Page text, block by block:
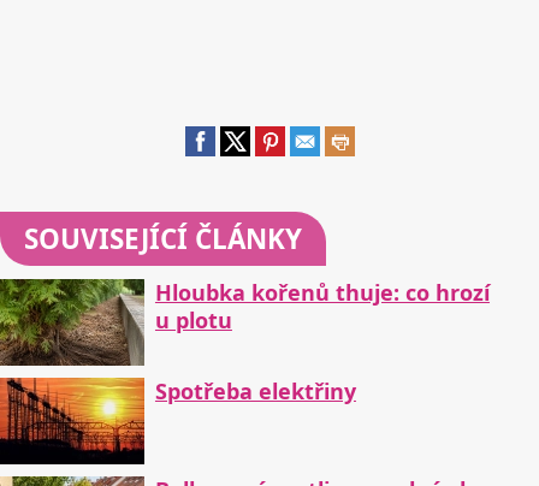
SOUVISEJÍCÍ ČLÁNKY
Hloubka kořenů thuje: co hrozí
u plotu
Spotřeba elektřiny